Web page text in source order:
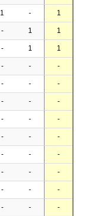
1 - 1
- 1 1
- 1 1
- - -
- - -
- - -
- - -
- - -
- - -
- - -
- - -
- - -